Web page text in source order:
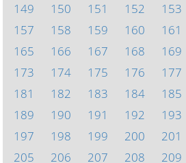
149
150 151 152 153
157
158 159 160 161
165
166 167 168 169
173
174 175 176 177
181
182 183 184 185
189
190 191 192 193
197
198 199 200 201
205
206 207 208 209